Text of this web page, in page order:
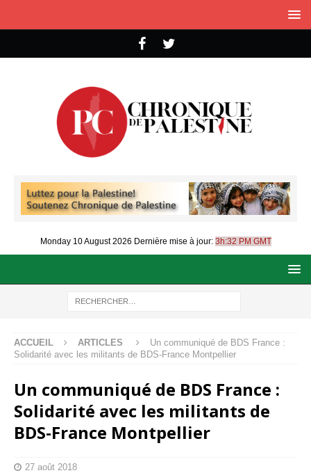
Monday 10 August 2026 Dernière mise à jour: 3h:32 PM GMT
ACCUEIL ARTICLES
Un communiqué de BDS France :
Solidarité avec les militants de BDS-France Montpellier
Un communiqué de BDS France :
Solidarité avec les militants de
BDS-France Montpellier
27 août 2018